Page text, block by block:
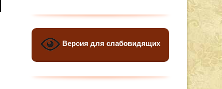
Версия для слабовидящих